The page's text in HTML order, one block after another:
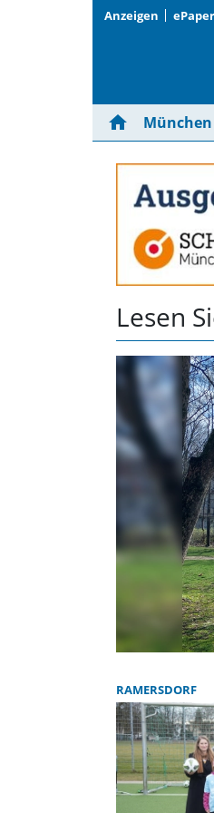
Anzeigen ePaper
home München
Lesen
RAMERSDORF